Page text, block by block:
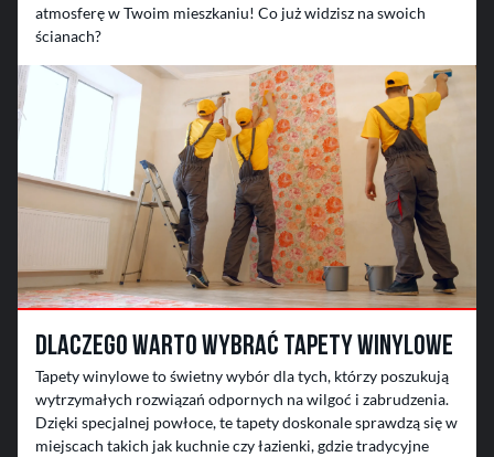
atmosferę w Twoim mieszkaniu! Co już widzisz na swoich
ścianach?
Dlaczego warto wybrać tapety winylowe
Tapety winylowe to świetny wybór dla tych, którzy poszukują
wytrzymałych rozwiązań odpornych na wilgoć i zabrudzenia.
Dzięki specjalnej powłoce, te tapety doskonale sprawdzą się w
miejscach takich jak kuchnie czy łazienki, gdzie tradycyjne